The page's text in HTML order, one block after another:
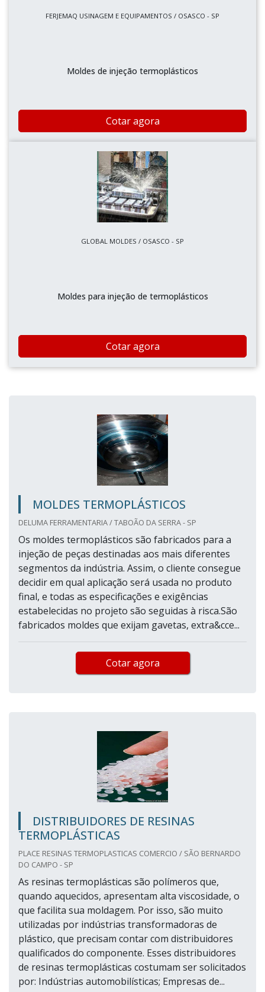
FERJEMAQ USINAGEM E EQUIPAMENTOS / OSASCO - SP
Moldes de injeção termoplásticos
Cotar agora
GLOBAL MOLDES / OSASCO - SP
Moldes para injeção de termoplásticos
Cotar agora
MOLDES TERMOPLÁSTICOS
DELUMA FERRAMENTARIA / TABOÃO DA SERRA - SP
Os moldes termoplásticos são fabricados para a
injeção de peças destinadas aos mais diferentes
segmentos da indústria. Assim, o cliente consegue
decidir em qual aplicação será usada no produto
final, e todas as especificações e exigências
estabelecidas no projeto são seguidas à risca.São
fabricados moldes que exijam gavetas, extra&cce...
Cotar agora
DISTRIBUIDORES DE RESINAS
TERMOPLÁSTICAS
PLACE RESINAS TERMOPLASTICAS COMERCIO / SÃO BERNARDO
DO CAMPO - SP
As resinas termoplásticas são polímeros que,
quando aquecidos, apresentam alta viscosidade, o
que facilita sua moldagem. Por isso, são muito
utilizadas por indústrias transformadoras de
plástico, que precisam contar com distribuidores
qualificados do componente. Esses distribuidores
de resinas termoplásticas costumam ser solicitados
por: Indústrias automobilísticas; Empresas de...